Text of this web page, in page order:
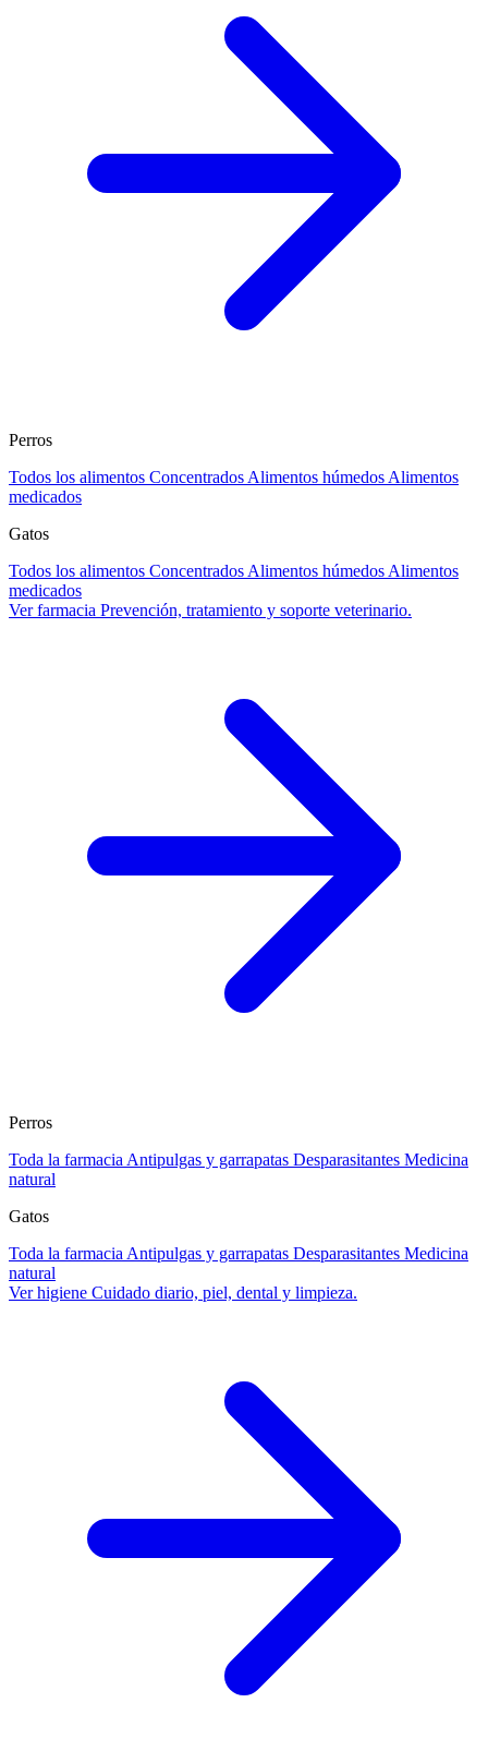
Perros
Todos los alimentos Concentrados Alimentos húmedos Alimentos
medicados
Gatos
Todos los alimentos Concentrados Alimentos húmedos Alimentos
medicados
Ver farmacia Prevención, tratamiento y soporte veterinario.
Perros
Toda la farmacia Antipulgas y garrapatas Desparasitantes Medicina
natural
Gatos
Toda la farmacia Antipulgas y garrapatas Desparasitantes Medicina
natural
Ver higiene Cuidado diario, piel, dental y limpieza.